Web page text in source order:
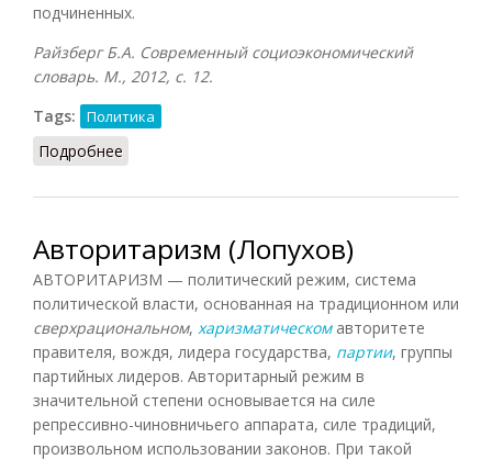
подчиненных.
Райзберг Б.А. Современный социоэкономический
словарь. М., 2012, с. 12.
Tags:
Политика
Подробнее
Авторитаризм (Лопухов)
АВТОРИТАРИЗМ — политический режим, система
политической власти, основанная на традиционном или
сверхрациональном, харизматическомавторитете
правителя, вождя, лидера государства, партии, группы
партийных лидеров. Авторитарный режим в
значительной степени основывается на силе
репрессивно-чиновничьего аппарата, силе традиций,
произвольном использовании законов. При такой